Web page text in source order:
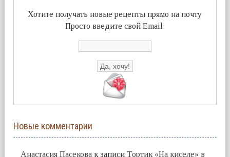
Хотите получать новые рецепты прямо на почту
Просто введите свой Email:
Новые комментарии
Анастасия Пасекова к записиТортик «На киселе» в